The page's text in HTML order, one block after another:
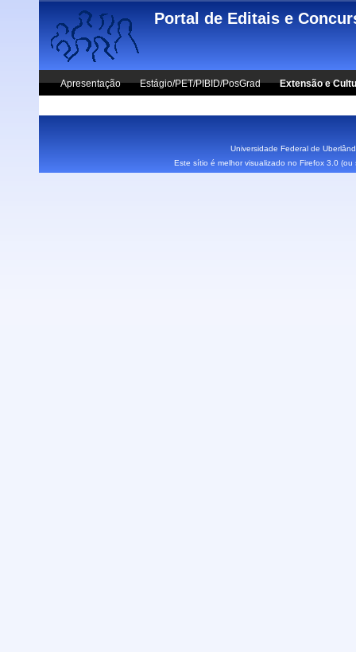
Skip to main content
Portal de Editais e
Apresentação Estágio/PET/PIBID/PosGrad Extensão e
Universidade Federal de
Este sítio é melhor visualizado no Firefox 3.0